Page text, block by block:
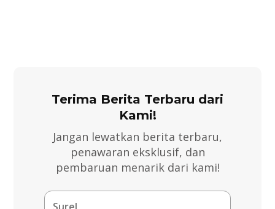
Terima Berita Terbaru dari
Kami!
Jangan lewatkan berita terbaru,
penawaran eksklusif, dan
pembaruan menarik dari kami!